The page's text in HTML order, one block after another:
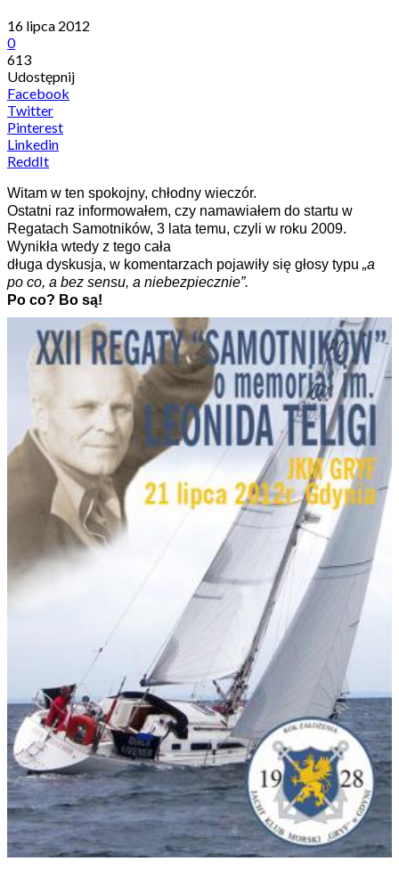
16 lipca 2012
0
613
Udostępnij
Facebook
Twitter
Pinterest
Linkedin
ReddIt
Witam w ten spokojny, chłodny wieczór.
Ostatni raz informowałem, czy namawiałem do startu w
Regatach Samotników, 3 lata temu, czyli w roku 2009.
Wynikła wtedy z tego cała
długa dyskusja, w komentarzach pojawiły się głosy typu „a
po co, a bez sensu, a niebezpiecznie”.
Po co? Bo są!